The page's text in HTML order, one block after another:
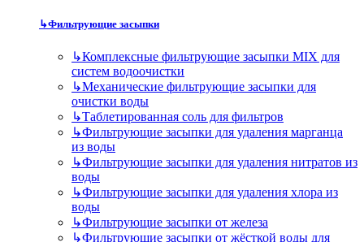
↳Фильтрующие засыпки
↳Комплексные фильтрующие засыпки MIX для
систем водоочистки
↳Механические фильтрующие засыпки для
очистки воды
↳Таблетированная соль для фильтров
↳Фильтрующие засыпки для удаления марганца
из воды
↳Фильтрующие засыпки для удаления нитратов из
воды
↳Фильтрующие засыпки для удаления хлора из
воды
↳Фильтрующие засыпки от железа
↳Фильтрующие засыпки от жёсткой воды для